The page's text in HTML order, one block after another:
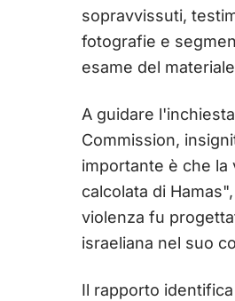
sopravvissuti,
fotografie e
esame del
A guidare
Commission,
importante è che la
calcolata di
violenza fu
israeliana nel suo
Il rapporto